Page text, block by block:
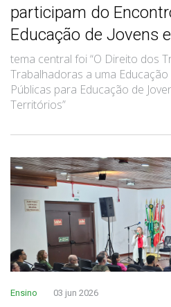
participam do
Educação de Jovens
tema central foi “O Direito dos
Trabalhadoras a uma
Públicas para Educação de
Territórios”
Ensino 03 jun 2026